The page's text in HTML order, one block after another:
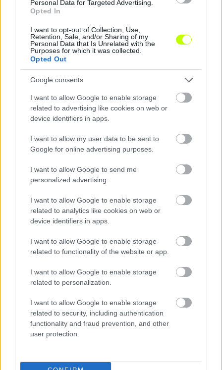
Personal Data for Targeted Advertising.
Opted In
I want to opt-out of Collection, Use,
Retention, Sale, and/or Sharing of my
Personal Data that Is Unrelated with the
Purposes for which it was collected.
Opted Out
Google consents
I want to allow Google to enable storage
related to advertising like cookies on web or
device identifiers in apps.
I want to allow my user data to be sent to
Google for online advertising purposes.
I want to allow Google to send me
personalized advertising.
I want to allow Google to enable storage
related to analytics like cookies on web or
device identifiers in apps.
I want to allow Google to enable storage
related to functionality of the website or app.
I want to allow Google to enable storage
related to personalization.
I want to allow Google to enable storage
related to security, including authentication
functionality and fraud prevention, and other
user protection.
Ketten is távozhatnak a Fraditól – egy magyar játékos
is búcsúzhat
hamarosan újabb játékos távozására kerülhet sor.
2026.08.09.
Hírek
Mourinho elárulta, miért volt különösen hasznos nekik
A Real Madrid 2–1-re nyert Budapesten, de a lefújás után José
Mourinho szavai legalább annyira szóltak a Fradiról, mint saját
2026.08.09.